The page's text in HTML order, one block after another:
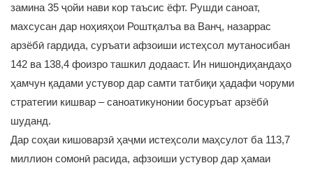
замина 35 ҷойи нави кор таъсис ёфт. Рушди саноат,
махсусан дар ноҳияҳои Роштқалъа ва Ванҷ, назаррас
арзёбӣ гардида, суръати афзоиши истеҳсол мутаносибан
142 ва 138,4 фоизро ташкил додааст. Ин нишондиҳандаҳо
ҳамчун қадами устувор дар самти татбиқи ҳадафи чоруми
стратегии кишвар – саноатикунонии босуръат арзёбӣ
шуданд.
Дар соҳаи кишоварзӣ ҳаҷми истеҳсоли маҳсулот ба 113,7
миллион сомонӣ расида, афзоиши устувор дар ҳамаи